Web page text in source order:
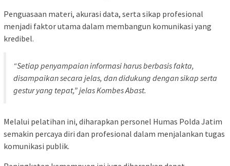
Penguasaan materi, akurasi data, serta sikap profesional
menjadi faktor utama dalam membangun komunikasi yang
kredibel.
“Setiap penyampaian informasi harus berbasis fakta,
disampaikan secara jelas, dan didukung dengan sikap serta
gestur yang tepat,” jelas Kombes Abast.
Melalui pelatihan ini, diharapkan personel Humas Polda Jatim
semakin percaya diri dan profesional dalam menjalankan tugas
komunikasi publik.